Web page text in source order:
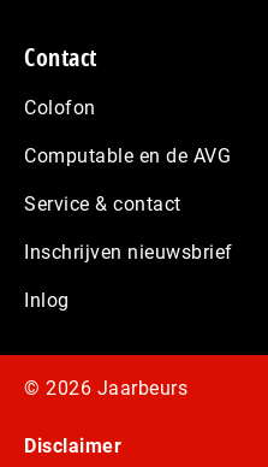
Contact
Colofon
Computable en de AVG
Service & contact
Inschrijven nieuwsbrief
Inlog
© 2026 Jaarbeurs
Disclaimer